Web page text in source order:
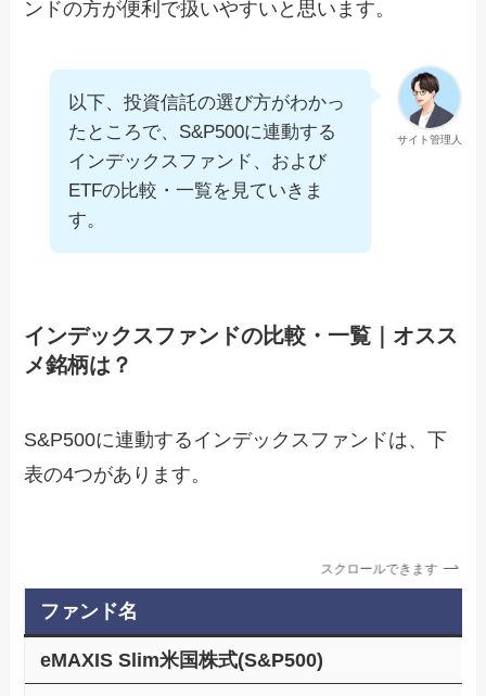
ンドの方が便利で扱いやすいと思います。
サイト管理人
以下、投資信託の選び方がわかっ
たところで、S&P500に連動する
インデックスファンド、および
ETFの比較・一覧を見ていきま
す。
インデックスファンドの比較・一覧｜オスス
メ銘柄は？
S&P500に連動するインデックスファンドは、下
表の4つがあります。
スクロールできます
ファンド名
eMAXIS Slim米国株式(S&P500)